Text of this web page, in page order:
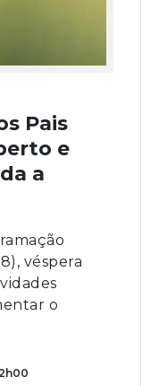
Pais
e
a
véspera
o